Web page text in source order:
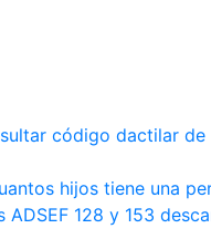
código dactilar de
hijos tiene una
ADSEF 128 y 153